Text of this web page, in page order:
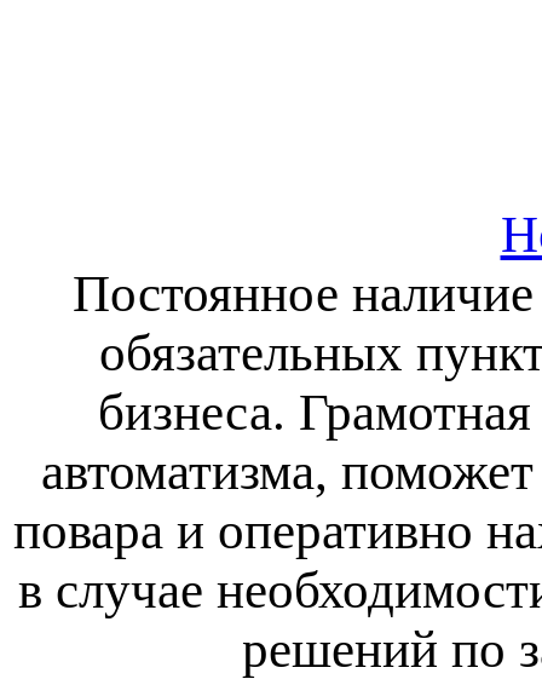
Постоянное
обязательных
бизнеса.
автоматизма,
повара и оперативно
в случае
решений по